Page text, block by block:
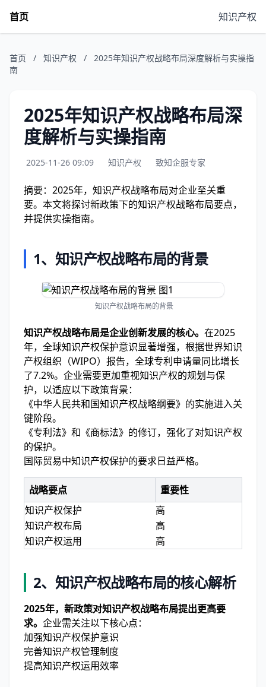
首页 知识产权
首页 / 知识产权 /
2025年知识产权战略布局深度解析与实操指
南
2025年知识产权战略布局深
度解析与实操指南
2025-11-26 09:09 知识产权 致知企服专家
摘要：2025年，知识产权战略布局对企业至关重
要。本文将探讨新政策下的知识产权战略布局要点，
并提供实操指南。
1、知识产权战略布局的背景
知识产权战略布局的背景
知识产权战略布局是企业创新发展的核心。 在2025
年，全球知识产权保护意识显著增强，根据世界知识
产权组织（WIPO）报告，全球专利申请量同比增长
了7.2%。企业需要更加重视知识产权的规划与保
护，以适应以下政策背景：
《中华人民共和国知识产权战略纲要》的实施进入关
键阶段。
《专利法》和《商标法》的修订，强化了对知识产权
的保护。
国际贸易中知识产权保护的要求日益严格。
战略要点
重要性
知识产权保护
高
知识产权布局
高
知识产权运用
高
2、知识产权战略布局的核心解析
2025年，新政策对知识产权战略布局提出更高要
求。 企业需关注以下核心点：
加强知识产权保护意识
完善知识产权管理制度
提高知识产权运用效率